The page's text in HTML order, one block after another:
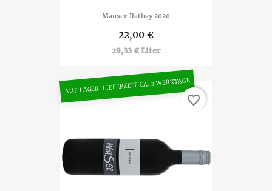
Mauser Rathay 2020
22,00 €
29,33 € Liter
AUF LAGER. LIEFERZEIT CA. 3 WERKTAGE
favorite_border